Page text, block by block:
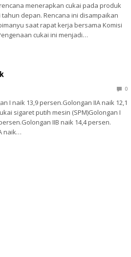
menerapkan cukai pada produk
depan. Rencana ini disampaikan
saat rapat kerja bersama Komisi
cukai ini menjadi…
0
I naik 13,9 persen.Golongan IIA naik 12,1
sigaret putih mesin (SPM)Golongan I
IIB naik 14,4 persen.
naik…